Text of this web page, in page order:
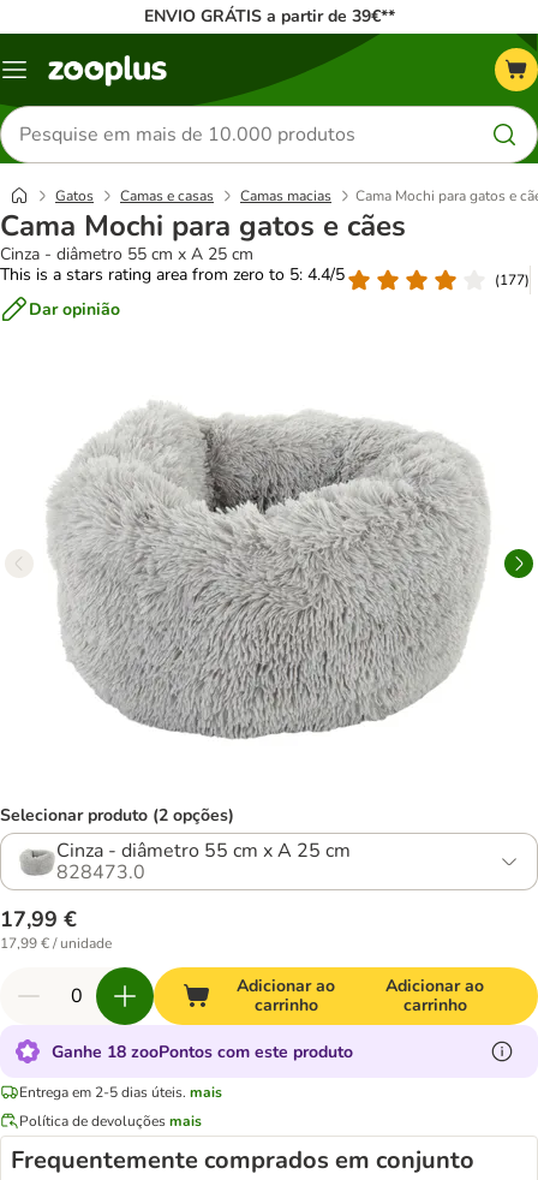
ENVIO GRÁTIS a partir de 39€**
Menu
Pesquisar
produtos
Gatos Camas e casas Camas macias Cama Mochi para gatos e
Cama Mochi para gatos e cães
Cinza - diâmetro 55 cm x A 25 cm
This is a stars rating area from zero to 5: 4.4/5
(177)
Dar opinião
Selecionar produto (2 opções)
Cinza - diâmetro 55 cm x A 25 cm
828473.0
17,99 €
17,99 € / unidade
Adicionar ao
carrinho
Adicionar ao
carrinho
Ganhe 18 zooPontos com este produto
Entrega em 2-5 dias úteis. mais
Política de devoluçõesmais
Frequentemente comprados em conjunto